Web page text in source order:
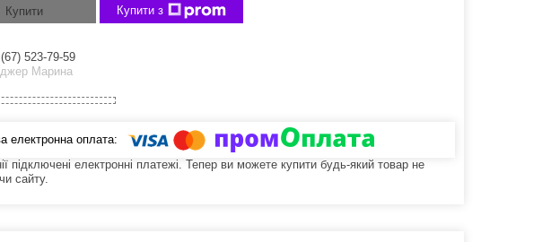
Купити Купити з
523-79-59
Марина
підключені електронні платежі. Тепер ви можете купити будь-який товар не
сайту.